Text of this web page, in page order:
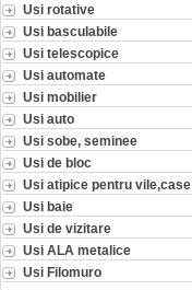
Usi rotative
Usi basculabile
Usi telescopice
Usi automate
Usi mobilier
Usi auto
Usi sobe, seminee
Usi de bloc
Usi atipice pentru vile,case
Usi baie
Usi de vizitare
Usi ALA metalice
Usi Filomuro